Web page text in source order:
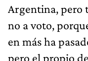
Argentina, pero
no a voto,
en más ha
pero el propio